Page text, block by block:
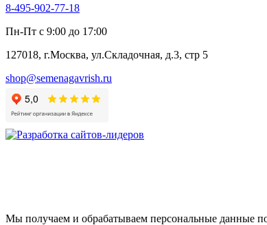
Алтей
Анис
Бессмертник
Валериана
Валерианелла
Гибискус лекарственный
Девясил
Душица
Змееголовник
8-495-902-77-18
Пн-Пт с 9:00 до 17:00
127018, г.Москва, ул.Складочная, д.3, стр 5
shop@semenagavrish.ru
Мы получаем и обрабатываем персональные данные